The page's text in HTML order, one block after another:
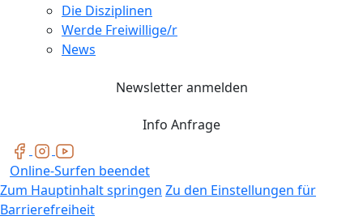
Die Disziplinen
Werde Freiwillige/r
News
Newsletter anmelden
Info Anfrage
Online-Surfen beendet
Zum Hauptinhalt springen Zu den Einstellungen für
Barrierefreiheit